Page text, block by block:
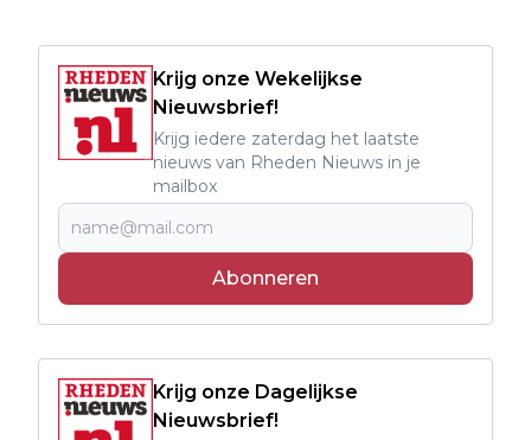
Krijg onze Wekelijkse
Nieuwsbrief!
Krijg iedere zaterdag het laatste
nieuws van Rheden Nieuws in je
mailbox
Abonneren
Krijg onze Dagelijkse
Nieuwsbrief!